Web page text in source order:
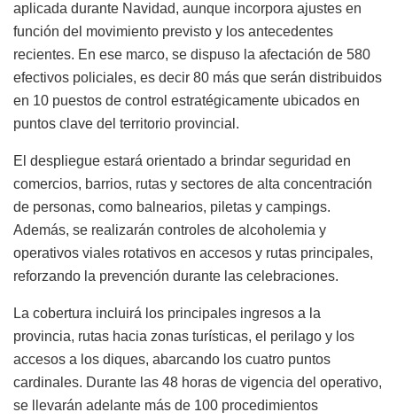
aplicada durante Navidad, aunque incorpora ajustes en
función del movimiento previsto y los antecedentes
recientes. En ese marco, se dispuso la afectación de 580
efectivos policiales, es decir 80 más que serán distribuidos
en 10 puestos de control estratégicamente ubicados en
puntos clave del territorio provincial.
El despliegue estará orientado a brindar seguridad en
comercios, barrios, rutas y sectores de alta concentración
de personas, como balnearios, piletas y campings.
Además, se realizarán controles de alcoholemia y
operativos viales rotativos en accesos y rutas principales,
reforzando la prevención durante las celebraciones.
La cobertura incluirá los principales ingresos a la
provincia, rutas hacia zonas turísticas, el perilago y los
accesos a los diques, abarcando los cuatro puntos
cardinales. Durante las 48 horas de vigencia del operativo,
se llevarán adelante más de 100 procedimientos